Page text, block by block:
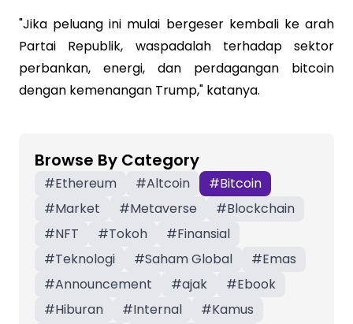
"Jika peluang ini mulai bergeser kembali ke arah
Partai Republik, waspadalah terhadap sektor
perbankan, energi, dan perdagangan bitcoin
dengan kemenangan Trump," katanya.
Browse By Category
#Ethereum #Altcoin #Bitcoin
#Market #Metaverse #Blockchain
#NFT #Tokoh #Finansial
#Teknologi #Saham Global #Emas
#Announcement #ajak #Ebook
#Hiburan #Internal #Kamus